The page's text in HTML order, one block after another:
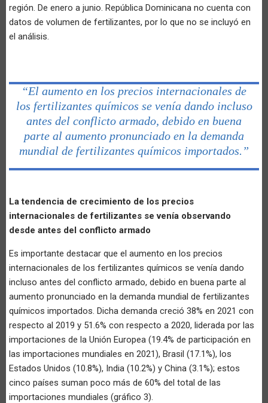
región. De enero a junio. República Dominicana no cuenta con
datos de volumen de fertilizantes, por lo que no se incluyó en
el análisis.
“El aumento en los precios internacionales de
los fertilizantes químicos se venía dando incluso
antes del conflicto armado, debido en buena
parte al aumento pronunciado en la demanda
mundial de fertilizantes químicos importados.”
La tendencia de crecimiento de los precios
internacionales de fertilizantes se venía observando
desde antes del conflicto armado
Es importante destacar que el aumento en los precios
internacionales de los fertilizantes químicos se venía dando
incluso antes del conflicto armado, debido en buena parte al
aumento pronunciado en la demanda mundial de fertilizantes
químicos importados. Dicha demanda creció 38% en 2021 con
respecto al 2019 y 51.6% con respecto a 2020, liderada por las
importaciones de la Unión Europea (19.4% de participación en
las importaciones mundiales en 2021), Brasil (17.1%), los
Estados Unidos (10.8%), India (10.2%) y China (3.1%); estos
cinco países suman poco más de 60% del total de las
importaciones mundiales (gráfico 3).